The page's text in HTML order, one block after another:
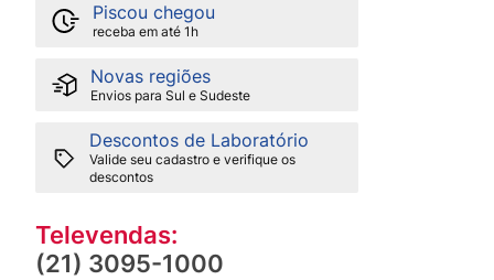
Piscou chegou
receba em até 1h
Novas regiões
Envios para Sul e Sudeste
Descontos de Laboratório
Valide seu cadastro e verifique os
descontos
Televendas:
(21) 3095-1000